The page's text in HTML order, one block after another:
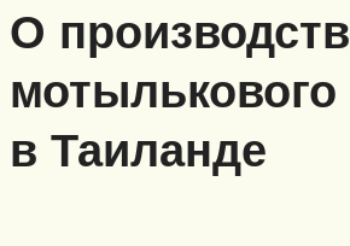
О
мотылькового
в Таиланде